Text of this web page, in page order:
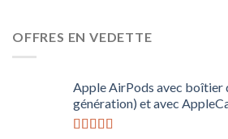
OFFRES EN VEDETTE
Apple AirPods avec boîtier
génération) et avec